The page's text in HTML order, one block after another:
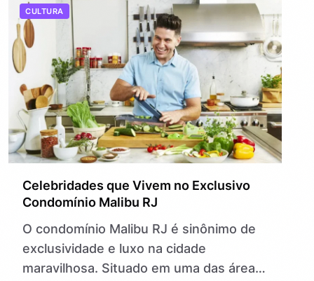
CULTURA
Celebridades que Vivem no Exclusivo
Condomínio Malibu RJ
O condomínio Malibu RJ é sinônimo de
exclusividade e luxo na cidade
maravilhosa. Situado em uma das áreas